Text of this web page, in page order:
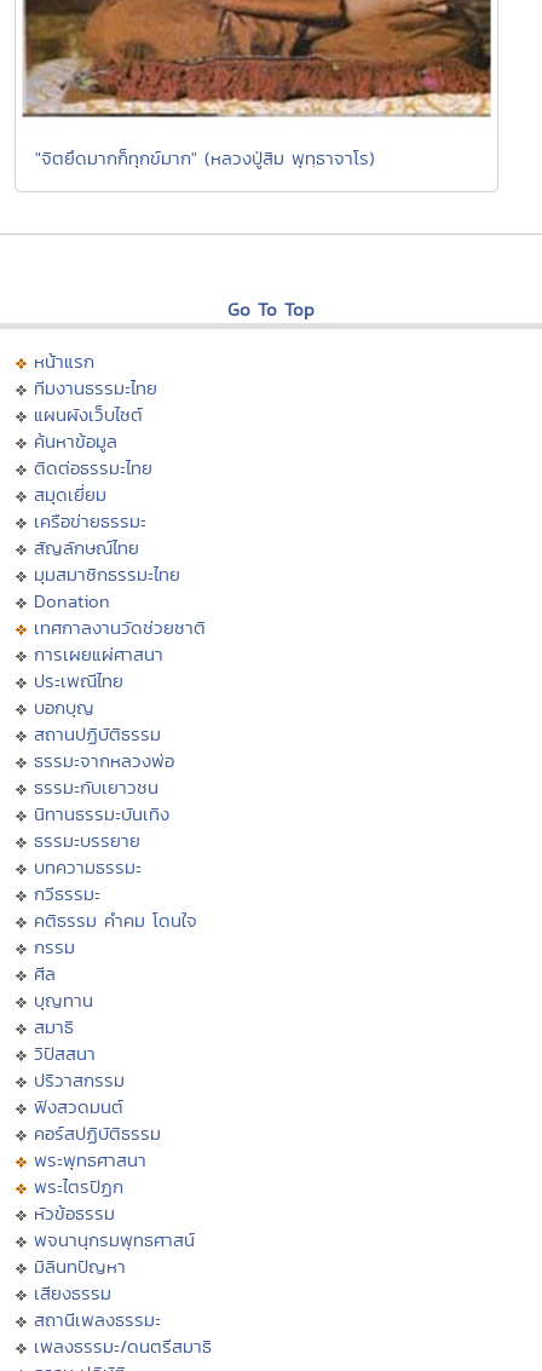
"จิตยึดมากก็ทุกข์มาก" (หลวงปู่สิม พุทฺธาจาโร)
Go To Top
หน้าแรก
ทีมงานธรรมะไทย
แผนผังเว็บไซต์
ค้นหาข้อมูล
ติดต่อธรรมะไทย
สมุดเยี่ยม
เครือข่ายธรรมะ
สัญลักษณ์ไทย
มุมสมาชิกธรรมะไทย
Donation
เทศกาลงานวัดช่วยชาติ
การเผยแผ่ศาสนา
ประเพณีไทย
บอกบุญ
สถานปฏิบัติธรรม
ธรรมะจากหลวงพ่อ
ธรรมะกับเยาวชน
นิทานธรรมะบันเทิง
ธรรมะบรรยาย
บทความธรรมะ
กวีธรรมะ
คติธรรม คำคม โดนใจ
กรรม
ศีล
บุญทาน
สมาธิ
วิปัสสนา
ปริวาสกรรม
ฟังสวดมนต์
คอร์สปฏิบัติธรรม
พระพุทธศาสนา
พระไตรปิฏก
หัวข้อธรรม
พจนานุกรมพุทธศาสน์
มิลินทปัญหา
เสียงธรรม
สถานีเพลงธรรมะ
เพลงธรรมะ/ดนตรีสมาธิ